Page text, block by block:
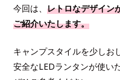
今回は、レトロなデザイン
ご紹介いたします。
キャンプスタイルを少しお
安全なLEDランタンが使い